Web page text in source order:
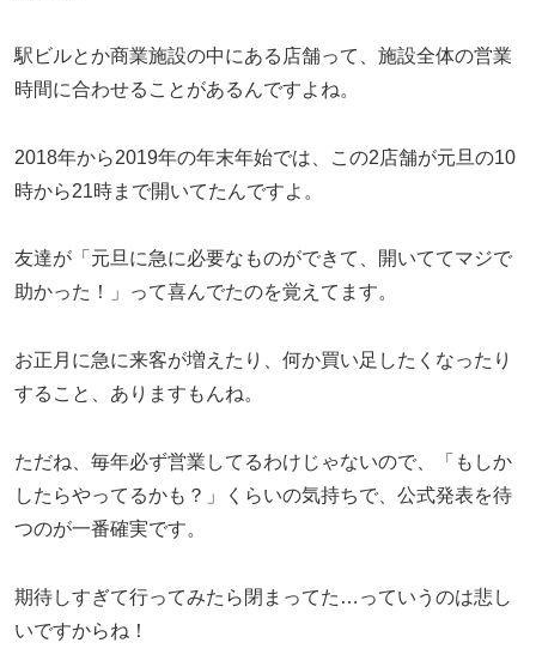
駅ビルとか商業施設の中にある店舗って、施設全体の営業
時間に合わせることがあるんですよね。
2018年から2019年の年末年始では、この2店舗が元旦の10
時から21時まで開いてたんですよ。
友達が「元旦に急に必要なものができて、開いててマジで
助かった！」って喜んでたのを覚えてます。
お正月に急に来客が増えたり、何か買い足したくなったり
すること、ありますもんね。
ただね、毎年必ず営業してるわけじゃないので、「もしか
したらやってるかも？」くらいの気持ちで、公式発表を待
つのが一番確実です。
期待しすぎて行ってみたら閉まってた…っていうのは悲し
いですからね！